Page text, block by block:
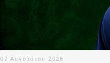
07 Αυγούστου 2026